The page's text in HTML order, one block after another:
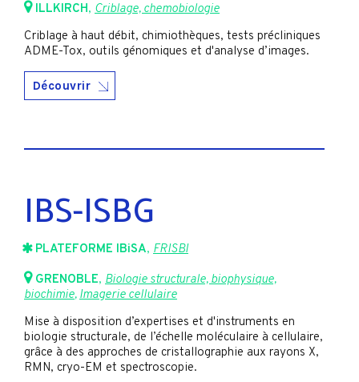
ILLKIRCH, Criblage, chemobiologie
Criblage à haut débit, chimiothèques, tests précliniques
ADME-Tox, outils génomiques et d'analyse d’images.
Découvrir
IBS-ISBG
PLATEFORME IBiSA, FRISBI
GRENOBLE, Biologie structurale, biophysique,
biochimie, Imagerie cellulaire
Mise à disposition d’expertises et d'instruments en
biologie structurale, de l’échelle moléculaire à cellulaire,
grâce à des approches de cristallographie aux rayons X,
RMN, cryo-EM et spectroscopie.